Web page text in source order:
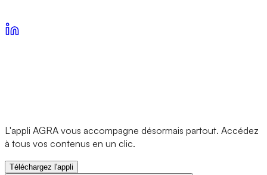
L'appli AGRA vous accompagne désormais partout. Accédez
à tous vos contenus en un clic.
Téléchargez l'appli